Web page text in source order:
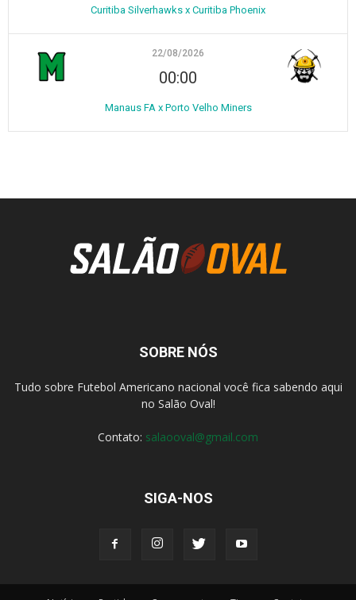
Curitiba Silverhawks x Curitiba Phoenix
22/08/2026
00:00
Manaus FA x Porto Velho Miners
SOBRE NÓS
Tudo sobre Futebol Americano nacional você fica sabendo aqui
no Salão Oval!
Contato: salaooval@gmail.com
SIGA-NOS